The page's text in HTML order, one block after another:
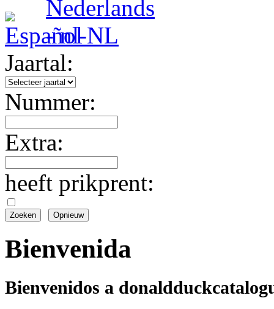
Jaartal:
Nummer:
Extra:
heeft prikprent:
Bienvenida
Bienvenidos a